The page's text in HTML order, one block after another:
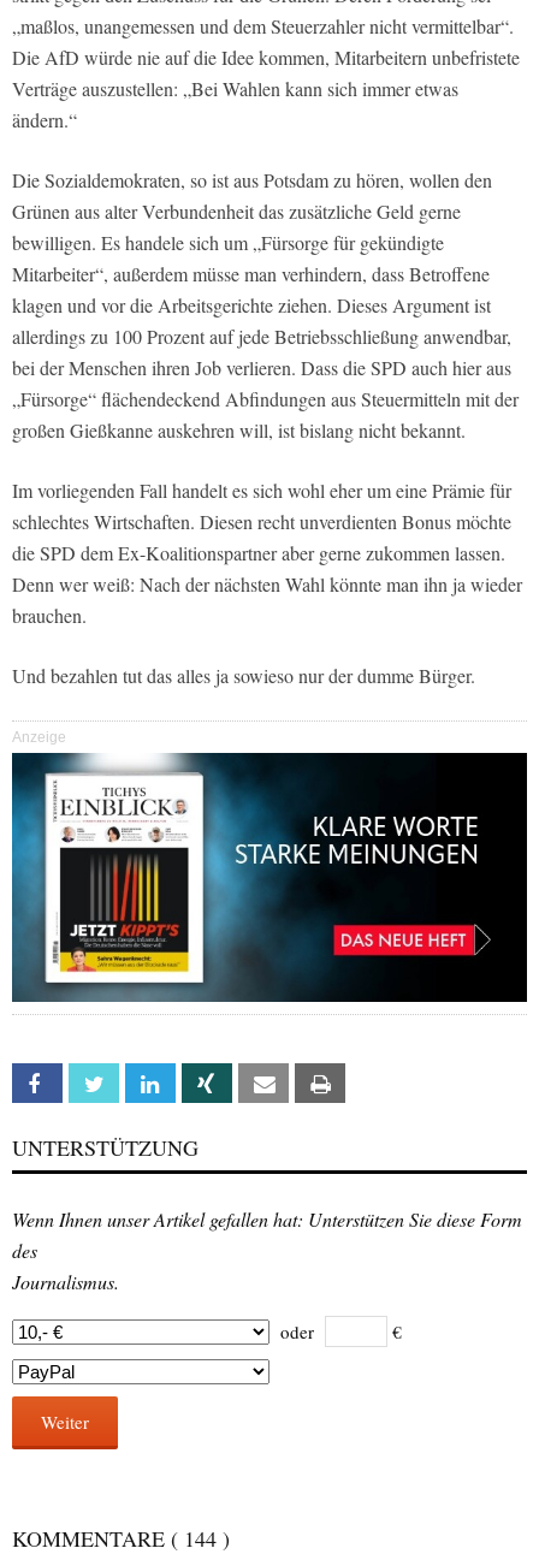
„maßlos, unangemessen und dem Steuerzahler nicht vermittelbar“.
Die AfD würde nie auf die Idee kommen, Mitarbeitern unbefristete
Verträge auszustellen: „Bei Wahlen kann sich immer etwas
ändern.“
Die Sozialdemokraten, so ist aus Potsdam zu hören, wollen den
Grünen aus alter Verbundenheit das zusätzliche Geld gerne
bewilligen. Es handele sich um „Fürsorge für gekündigte
Mitarbeiter“, außerdem müsse man verhindern, dass Betroffene
klagen und vor die Arbeitsgerichte ziehen. Dieses Argument ist
allerdings zu 100 Prozent auf jede Betriebsschließung anwendbar,
bei der Menschen ihren Job verlieren. Dass die SPD auch hier aus
„Fürsorge“ flächendeckend Abfindungen aus Steuermitteln mit der
großen Gießkanne auskehren will, ist bislang nicht bekannt.
Im vorliegenden Fall handelt es sich wohl eher um eine Prämie für
schlechtes Wirtschaften. Diesen recht unverdienten Bonus möchte
die SPD dem Ex-Koalitionspartner aber gerne zukommen lassen.
Denn wer weiß: Nach der nächsten Wahl könnte man ihn ja wieder
brauchen.
Und bezahlen tut das alles ja sowieso nur der dumme Bürger.
Anzeige
Facebook Twitter Linkedin Xing Email
UNTERSTÜTZUNG
Wenn Ihnen unser Artikel gefallen hat: Unterstützen Sie diese Form
des
Journalismus.
oder €
Weiter
KOMMENTARE ( 144 )